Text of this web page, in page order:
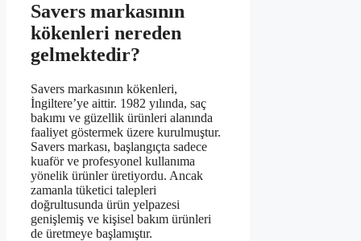
Savers markasının
kökenleri nereden
gelmektedir?
Savers markasının kökenleri,
İngiltere’ye aittir. 1982 yılında, saç
bakımı ve güzellik ürünleri alanında
faaliyet göstermek üzere kurulmuştur.
Savers markası, başlangıçta sadece
kuaför ve profesyonel kullanıma
yönelik ürünler üretiyordu. Ancak
zamanla tüketici talepleri
doğrultusunda ürün yelpazesi
genişlemiş ve kişisel bakım ürünleri
de üretmeye başlamıştır.